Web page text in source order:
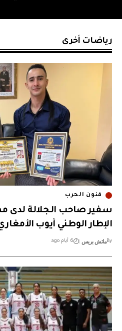
رياضات أخرى
فنون الحرب
سفير صاحب الجلالة لدى
الإطار الوطني أيوب الأمغاري
Byماتش بريس 6 أيام ago